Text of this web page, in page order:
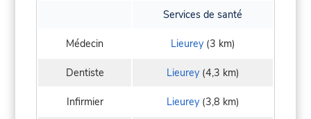
Services de santé
Médecin Lieurey(3 km)
Dentiste Lieurey(4,3 km)
Infirmier Lieurey(3,8 km)